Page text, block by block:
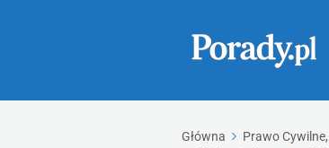
Główna
Prawo